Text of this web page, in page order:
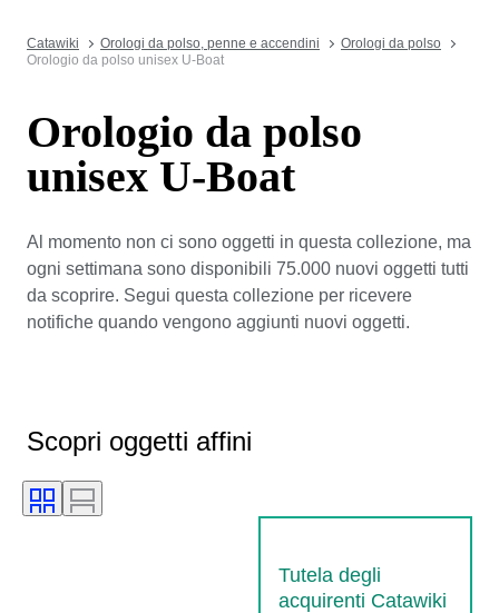
Catawiki Orologi da polso, penne e accendini
Orologi da polso
Orologio da polso unisex U-Boat
Orologio da polso
unisex U-Boat
Al momento non ci sono oggetti in questa collezione, ma
ogni settimana sono disponibili 75.000 nuovi oggetti tutti
da scoprire. Segui questa collezione per ricevere
notifiche quando vengono aggiunti nuovi oggetti.
Scopri oggetti affini
Tutela degli
acquirenti Catawiki